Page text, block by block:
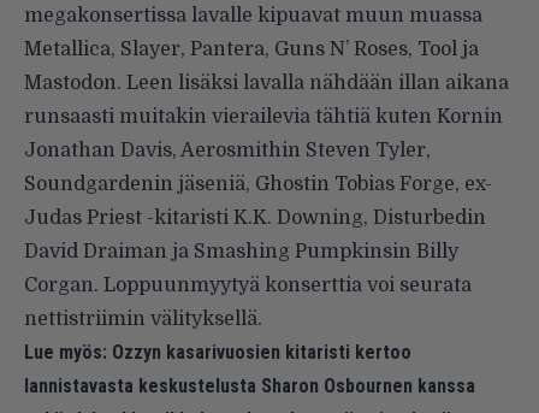
megakonsertissa lavalle kipuavat muun muassa
Metallica, Slayer, Pantera, Guns N’ Roses, Tool ja
Mastodon. Leen lisäksi lavalla nähdään illan aikana
runsaasti muitakin vierailevia tähtiä kuten Kornin
Jonathan Davis, Aerosmithin Steven Tyler,
Soundgardenin jäseniä, Ghostin Tobias Forge, ex-
Judas Priest -kitaristi K.K. Downing, Disturbedin
David Draiman ja Smashing Pumpkinsin Billy
Corgan. Loppuunmyytyä konserttia voi seurata
nettistriimin välityksellä.
Lue myös: Ozzyn kasarivuosien kitaristi kertoo
lannistavasta keskustelusta Sharon Osbournen kanssa